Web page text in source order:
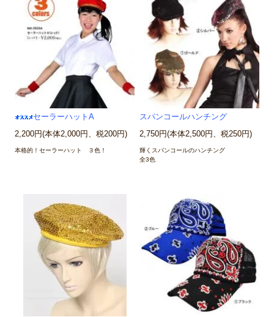
セーラーハットA
2,200円(本体2,000円、税200円)
本格的！セーラーハット ３色！
スパンコールハンチング
2,750円(本体2,500円、税250円)
輝くスパンコールのハンチング
全3色